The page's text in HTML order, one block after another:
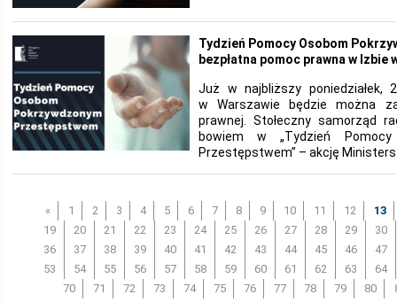
Tydzień Pomocy Osobom
bezpłatna pomoc prawna w Izbie
Już w najbliższy poniedziałek,
w Warszawie będzie można
prawnej. Stołeczny samorząd
bowiem w „Tydzień Pomocy
Przestępstwem” – akcję
« 1 2 3 4 5 6 7 8 9 10 11 12
13
19
20 21 22 23 24 25 26 27 28 29
30
36
37 38 39 40 41 42 43 44 45 46
47
53
54 55 56 57 58 59 60 61 62 63
64
70
71 72 73 74 75 76 77 78 79 80